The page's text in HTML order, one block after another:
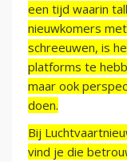
een tijd waarin
nieuwkomers
schreeuwen, is
platforms te
maar ook
doen.
Bij
vind je die